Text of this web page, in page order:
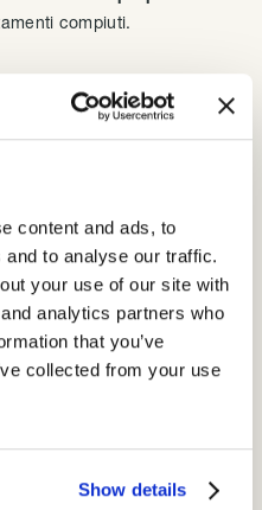
content and ads, to
to analyse our traffic.
your use of our site with
analytics partners who
that you’ve
collected from your use
Show details
compiuti.
fornitori nel
ciascun ruolo nel registro di
sono 3:
attività agiscono come singoli